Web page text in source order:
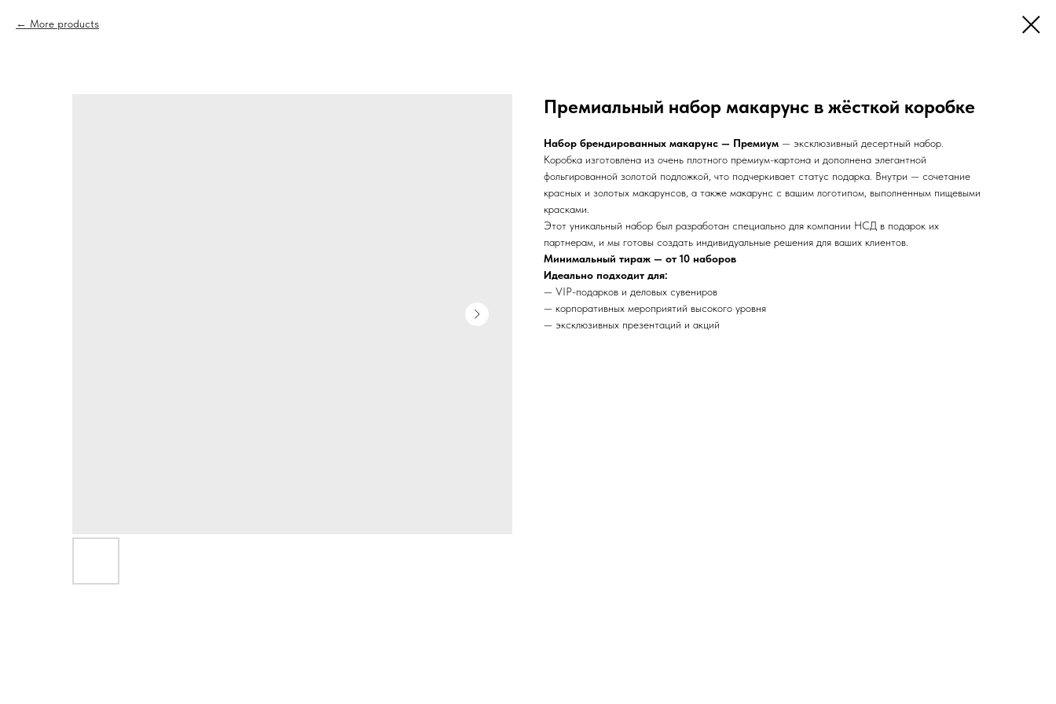
More products
Премиальный набор макарунс в жёсткой коробке
Набор брендированных макарунс — Премиум — эксклюзивный десертный набор.
Коробка изготовлена из очень плотного премиум-картона и дополнена элегантной
фольгированной золотой подложкой, что подчеркивает статус подарка. Внутри — сочетание
красных и золотых макарунсов, а также макарунс с вашим логотипом, выполненным пищевыми
красками.
Этот уникальный набор был разработан специально для компании НСД в подарок их
партнерам, и мы готовы создать индивидуальные решения для ваших клиентов.
Минимальный тираж — от 10 наборов
Идеально подходит для:
— VIP-подарков и деловых сувениров
— корпоративных мероприятий высокого уровня
— эксклюзивных презентаций и акций